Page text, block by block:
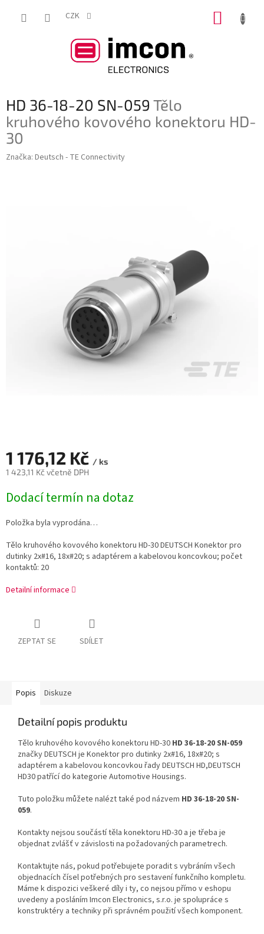
CZK
HD 36-18-20 SN-059 Tělo
kruhového kovového konektoru HD-
30
Značka: Deutsch - TE Connectivity
1 176,12 Kč / ks
1 423,11 Kč včetně DPH
cena:
Dodací termín na dotaz
Položka byla vyprodána…
Tělo kruhového kovového konektoru HD-30 DEUTSCH Konektor pro
dutinky 2x#16, 18x#20; s adaptérem a kabelovou koncovkou; počet
kontaktů: 20
Detailní informace
ZEPTAT SE SDÍLET
Popis Diskuze
Detailní popis produktu
Tělo kruhového kovového konektoru HD-30 HD 36-18-20 SN-059
značky DEUTSCH je Konektor pro dutinky 2x#16, 18x#20; s
adaptérem a kabelovou koncovkou řady DEUTSCH HD,DEUTSCH
HD30 patřící do kategorie Automotive Housings.
Tuto položku můžete nalézt také pod názvem HD 36-18-20 SN-
059.
Kontakty nejsou součástí těla konektoru HD-30 a je třeba je
objednat zvlášť v závislosti na požadovaných parametrech.
Kontaktujte nás, pokud potřebujete poradit s vybráním všech
objednacích čísel potřebných pro sestavení funkčního kompletu.
Máme k dispozici veškeré díly i ty, co nejsou přímo v eshopu
uvedeny a posláním Imcon Electronics, s.r.o. je spolupráce s
konstruktéry a techniky při správném použití všech komponent.